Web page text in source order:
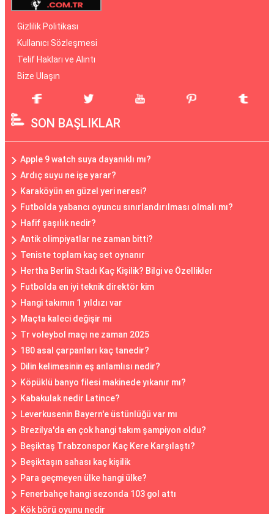
Gizlilik Politikası
Kullanıcı Sözleşmesi
Telif Hakları ve Alıntı
Bize Ulaşın
SON BAŞLIKLAR
Apple 9 watch suya dayanıklı mı?
Ardıç suyu ne işe yarar?
Karaköyün en güzel yeri neresi?
Futbolda yabancı oyuncu sınırlandırılması olmalı mı?
Hafif şaşılık nedir?
Antik olimpiyatlar ne zaman bitti?
Teniste toplam kaç set oynanır
Hertha Berlin Stadı Kaç Kişilik? Bilgi ve Özellikler
Futbolda en iyi teknik direktör kim
Hangi takımın 1 yıldızı var
Maçta kaleci değişir mi
Tr voleybol maçı ne zaman 2025
180 asal çarpanları kaç tanedir?
Dilin kelimesinin eş anlamlısı nedir?
Köpüklü banyo filesi makinede yıkanır mı?
Kabakulak nedir Latince?
Leverkusenin Bayern'e üstünlüğü var mı
Brezilya'da en çok hangi takım şampiyon oldu?
Beşiktaş Trabzonspor Kaç Kere Karşılaştı?
Beşiktaşın sahası kaç kişilik
Para geçmeyen ülke hangi ülke?
Fenerbahçe hangi sezonda 103 gol attı
Kök börü oyunu nedir